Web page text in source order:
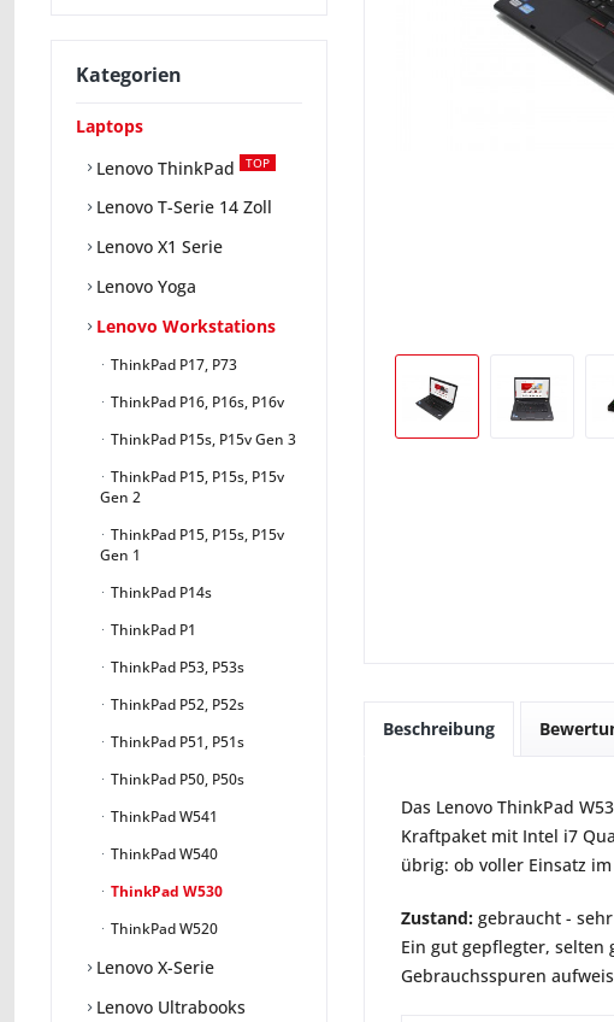
Kategorien
Laptops
Lenovo ThinkPad
TOP
Lenovo T-Serie 14 Zoll
Lenovo X1 Serie
Lenovo Yoga
Lenovo Workstations
ThinkPad P17, P73
ThinkPad P16, P16s, P16v
ThinkPad P15s, P15v Gen 3
ThinkPad P15, P15s, P15v
Gen 2
ThinkPad P15, P15s, P15v
Gen 1
ThinkPad P14s
ThinkPad P1
ThinkPad P53, P53s
ThinkPad P52, P52s
ThinkPad P51, P51s
ThinkPad P50, P50s
ThinkPad W541
ThinkPad W540
ThinkPad W530
ThinkPad W520
Lenovo X-Serie
Lenovo Ultrabooks
Beschreibung
Das Lenovo ThinkPad
Kraftpaket mit Intel i7
übrig: ob voller Einsatz
Zustand: gebraucht -
Ein gut gepflegter,
Gebrauchsspuren